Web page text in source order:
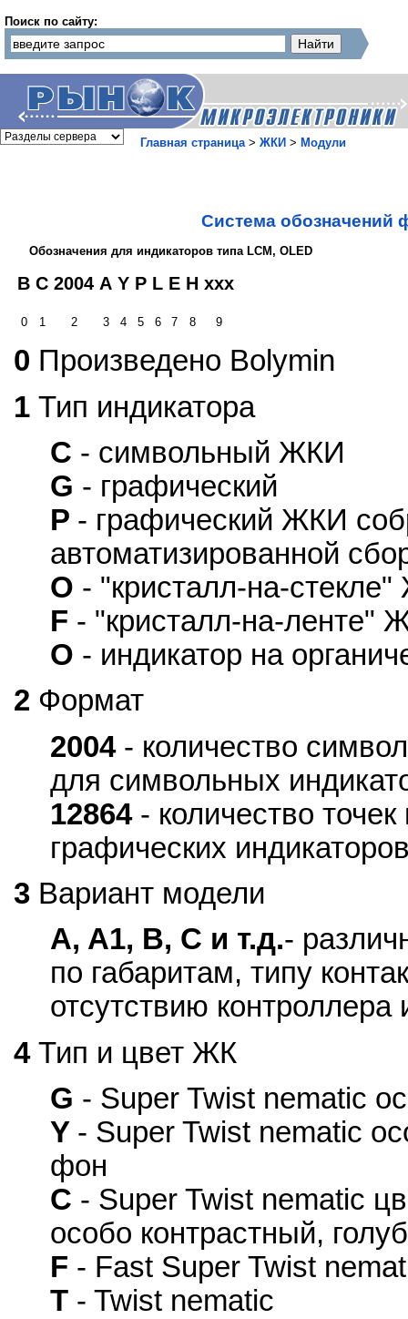
Поиск по сайту:
Главная страница> ЖКИ > Модули
Система обозначений
Обозначения для индикаторов типа LCM, OLED
B C 2004 A Y P L E H xxx
0 1 2 3 4 5 6 7 8 9
0 Произведено Bolymin
1 Тип индикатора
C - символьный ЖКИ
G - графический
P - графический ЖКИ
автоматизированной
O - "кристалл-на-
F - "кристалл-на-ленте"
O - индикатор на
2 Формат
2004 - количество
для символьных
12864 - количество
графических
3 Вариант модели
A, A1, B, C и т.д.-
по габаритам, типу
отсутствию контроллера
4Тип и цвет ЖК
G - Super Twist nematic
Y - Super Twist nematic
фон
C - Super Twist nematic
особо контрастный,
F - Fast Super Twist
T - Twist nematic